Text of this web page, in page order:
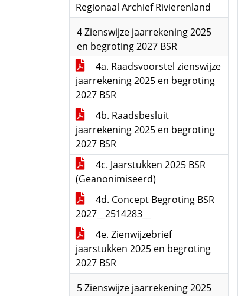
Regionaal Archief Rivierenland
4 Zienswijze jaarrekening 2025
en begroting 2027 BSR
4a. Raadsvoorstel zienswijze
jaarrekening 2025 en begroting
2027 BSR
4b. Raadsbesluit
jaarrekening 2025 en begroting
2027 BSR
4c. Jaarstukken 2025 BSR
(Geanonimiseerd)
4d. Concept Begroting BSR
2027__2514283__
4e. Zienwijzebrief
jaarstukken 2025 en begroting
2027 BSR
5 Zienswijze jaarrekening 2025